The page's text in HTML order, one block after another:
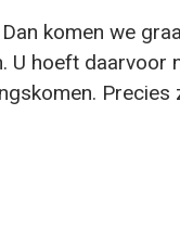
komen we
hoeft daarvoor